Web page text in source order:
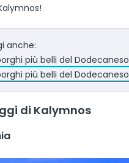
anche:
più belli del Dodecaneso
più belli del Dodecaneso
di Kalymnos